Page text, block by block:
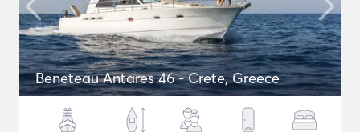
Beneteau Antares 46 - Crete, Greece